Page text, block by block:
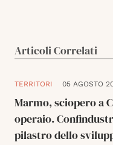
Articoli Correlati
TERRITORI 05 AGOSTO
Marmo, sciopero a
operaio.
pilastro dello